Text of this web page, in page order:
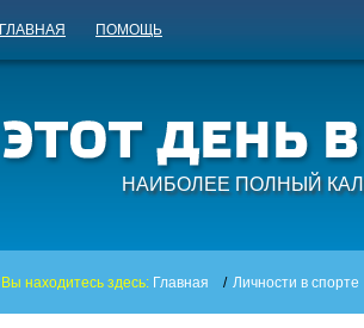
ГЛАВНАЯ ПОМОЩЬ
НАИБОЛЕЕ ПОЛНЫЙ
Вы находитесь здесь: Главная / Личности в спорте